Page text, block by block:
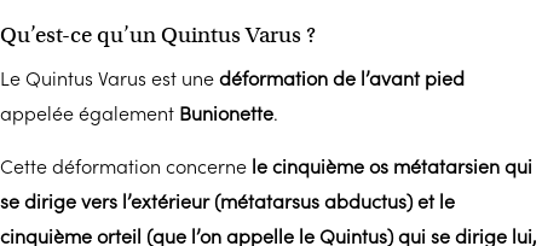
Qu’est-ce qu’un Quintus Varus ?
Le Quintus Varus est unedéformation de l’avant pied
appelée également Bunionette.
Cette déformation concerne le cinquième os métatarsien qui
se dirige vers l’extérieur (métatarsus abductus) et le
cinquième orteil (que l’on appelle le Quintus) qui se dirige lui,